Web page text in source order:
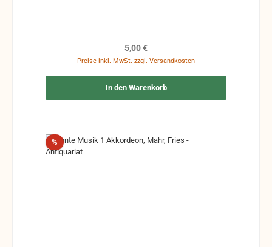
Regulärer Preis:
5,00 €
Preise inkl. MwSt. zzgl. Versandkosten
In den Warenkorb
%Rabatt